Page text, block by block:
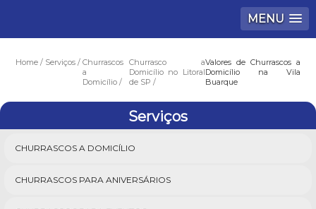
MENU
Home Serviços
Churrascos
a
Domicílio
Churrasco a
Domicílio no Litoral
de SP
Valores de Churrascos a
Domicílio na Vila
Buarque
Serviços
CHURRASCOS A DOMICÍLIO
CHURRASCOS PARA ANIVERSÁRIOS